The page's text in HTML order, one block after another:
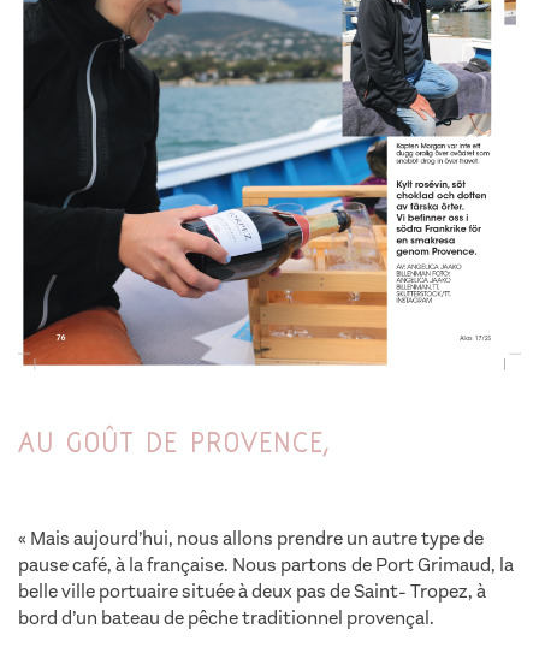
AU GOÛT DE PROVENCE,
« Mais aujourd’hui, nous allons prendre un autre type de
pause café, à la française. Nous partons de Port Grimaud, la
belle ville portuaire située à deux pas de Saint- Tropez, à
bord d’un bateau de pêche traditionnel provençal.